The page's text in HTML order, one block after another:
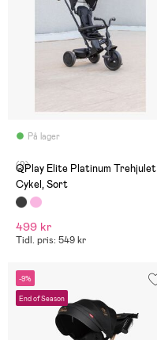
På lager
(9)
QPlay Elite Platinum Trehjulet
Cykel, Sort
499 kr
Tidl. pris: 549 kr
-9%
End of Season